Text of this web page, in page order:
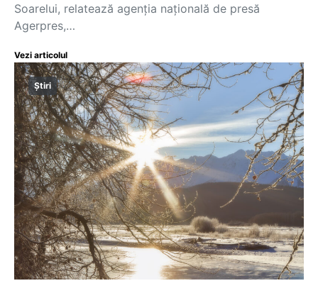
Soarelui, relatează agenția națională de presă
Agerpres,…
Vezi articolul
Știri